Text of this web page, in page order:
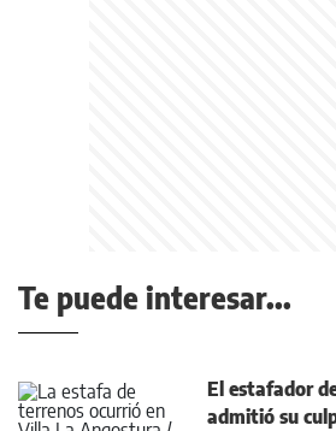
Te puede interesar...
El estafador
admitió su